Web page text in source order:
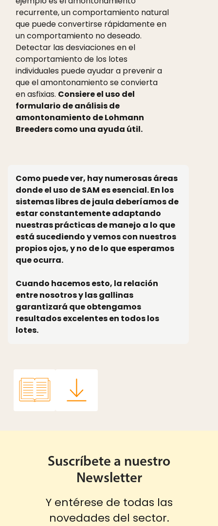
recurrente, un comportamiento natural
que puede convertirse rápidamente en
un comportamiento no deseado.
Detectar las desviaciones en el
comportamiento de los lotes
individuales puede ayudar a prevenir a
que el amontonamiento se convierta
en asfixias. Consiere el uso del
formulario de análisis de
amontonamiento de Lohmann
Breeders como una ayuda útil.
Como puede ver, hay numerosas áreas
donde el uso de SAM es esencial. En los
sistemas libres de jaula deberíamos de
estar constantemente adaptando
nuestras prácticas de manejo a lo que
está sucediendo y vemos con nuestros
propios ojos, y no de lo que esperamos
que ocurra.
Cuando hacemos esto, la relación
entre nosotros y las gallinas
garantizará que obtengamos
resultados excelentes en todos los
lotes.
Suscríbete a nuestro
Newsletter
Y entérese de todas las
novedades del sector.